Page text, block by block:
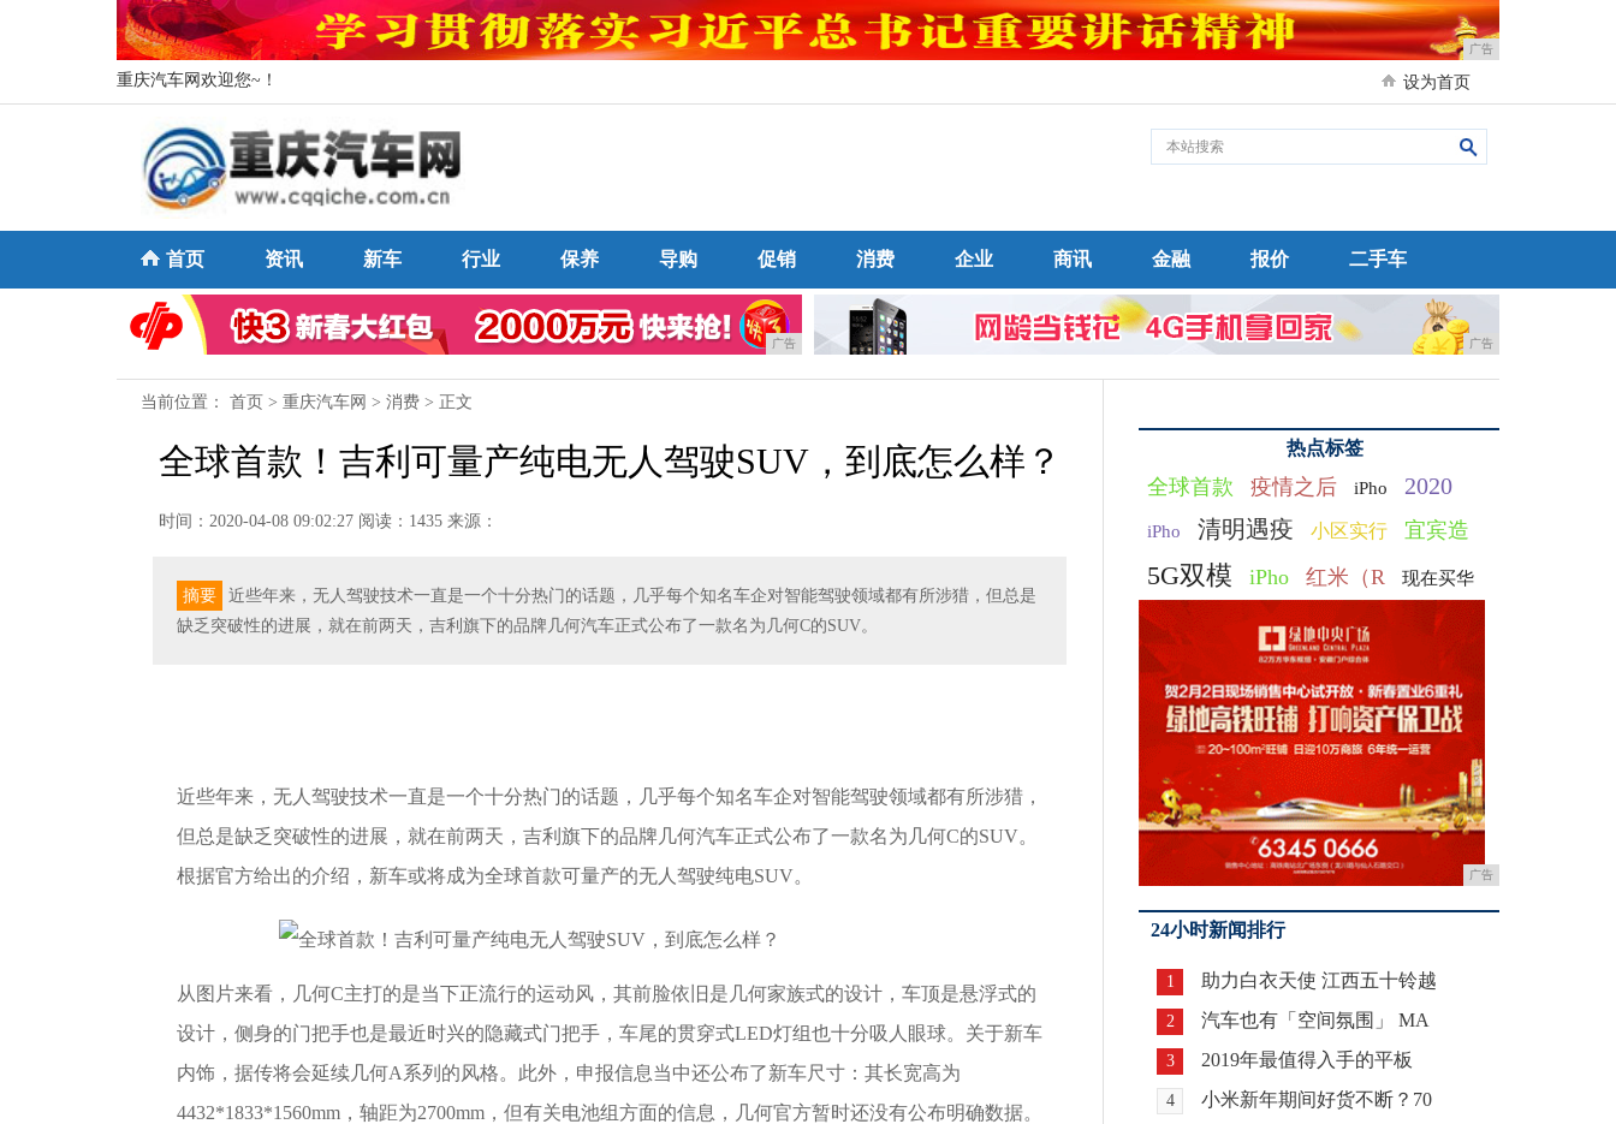
广告
重庆汽车网欢迎您~！ 设为首页
首页 资讯 新车 行业 保养 导购 促销 消费 企业 商讯 金融 报价 二手车
广告 广告
当前位置： 首页 > 重庆汽车网 > 消费 > 正文
全球首款！吉利可量产纯电无人驾驶SUV，到底怎么样？
时间：2020-04-08 09:02:27 阅读：1435 来源：
摘要
近些年来，无人驾驶技术一直是一个十分热门的话题，几乎每个知名车企对智能驾驶领域都有所涉猎，但总是
缺乏突破性的进展，就在前两天，吉利旗下的品牌几何汽车正式公布了一款名为几何C的SUV。
近些年来，无人驾驶技术一直是一个十分热门的话题，几乎每个知名车企对智能驾驶领域都有所涉猎，
但总是缺乏突破性的进展，就在前两天，吉利旗下的品牌几何汽车正式公布了一款名为几何C的SUV。
根据官方给出的介绍，新车或将成为全球首款可量产的无人驾驶纯电SUV。
从图片来看，几何C主打的是当下正流行的运动风，其前脸依旧是几何家族式的设计，车顶是悬浮式的
设计，侧身的门把手也是最近时兴的隐藏式门把手，车尾的贯穿式LED灯组也十分吸人眼球。关于新车
内饰，据传将会延续几何A系列的风格。此外，申报信息当中还公布了新车尺寸：其长宽高为
4432*1833*1560mm，轴距为2700mm，但有关电池组方面的信息，几何官方暂时还没有公布明确数据。
热点标签
全球首款 疫情之后 iPho 2020
iPho 清明遇疫 小区实行 宜宾造
5G双模 iPho 红米（R 现在买华
广告
24小时新闻排行
1 助力白衣天使 江西五十铃越
2 汽车也有「空间氛围」 MA
3 2019年最值得入手的平板
4 小米新年期间好货不断？70